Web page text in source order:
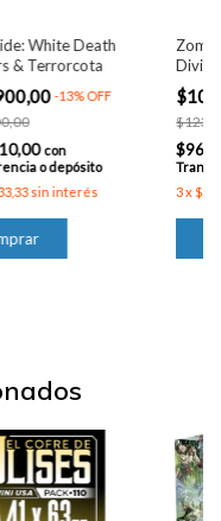
White Death
& Terrorcota
-13%OFF
con
o depósito
sin interés
3x